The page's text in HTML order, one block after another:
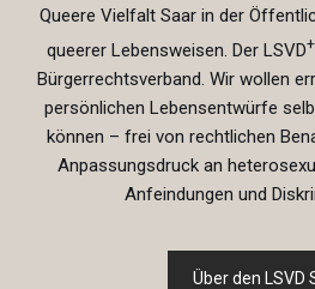
Queere Vielfalt Saar in der
queerer Lebensweisen. Der LSVD+
Bürgerrechtsverband. Wir wollen
persönlichen Lebensentwürfe
können – frei von rechtlichen
Anpassungsdruck an
Anfeindungen und
Über den LSVD